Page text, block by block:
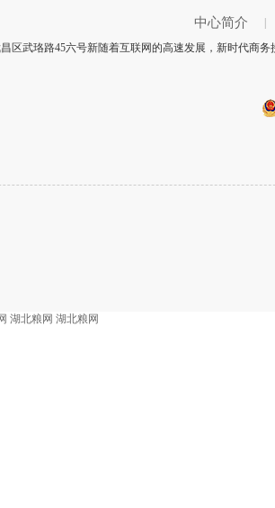
中心简介
区武珞路45六号新随着互联网的高速发展，新时代商
湖北粮网 湖北粮网